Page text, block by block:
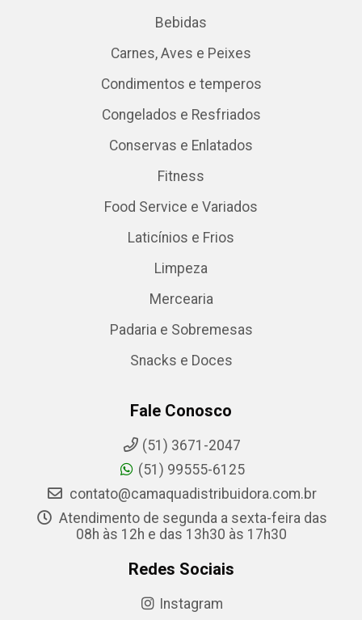
Bebidas
Carnes, Aves e Peixes
Condimentos e temperos
Congelados e Resfriados
Conservas e Enlatados
Fitness
Food Service e Variados
Laticínios e Frios
Limpeza
Mercearia
Padaria e Sobremesas
Snacks e Doces
Fale Conosco
(51) 3671-2047
(51) 99555-6125
contato@camaquadistribuidora.com.br
Atendimento de segunda a sexta-feira das
08h às 12h e das 13h30 às 17h30
Redes Sociais
Instagram